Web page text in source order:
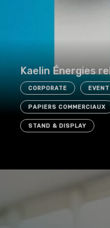
CORPORATE EVENT
PAPIERS COMMERCIAUX
STAND & DISPLAY